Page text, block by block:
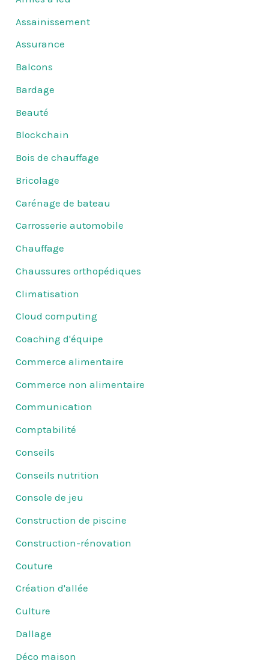
Assainissement
Assurance
Balcons
Bardage
Beauté
Blockchain
Bois de chauffage
Bricolage
Carénage de bateau
Carrosserie automobile
Chauffage
Chaussures orthopédiques
Climatisation
Cloud computing
Coaching d'équipe
Commerce alimentaire
Commerce non alimentaire
Communication
Comptabilité
Conseils
Conseils nutrition
Console de jeu
Construction de piscine
Construction-rénovation
Couture
Création d'allée
Culture
Dallage
Déco maison